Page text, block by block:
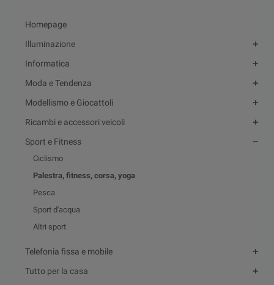
Homepage
Illuminazione
Informatica
Moda e Tendenza
Modellismo e Giocattoli
Ricambi e accessori veicoli
Sport e Fitness
Ciclismo
Palestra, fitness, corsa, yoga
Pesca
Sport d'acqua
Altri sport
Telefonia fissa e mobile
Tutto per la casa